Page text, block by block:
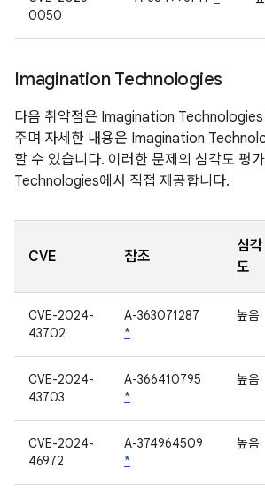
0050
Imagination Technologies
다음 취약점은 Imagination Technologies
주며 자세한 내용은 Imagination
할 수 있습니다. 이러한 문제의 심각도 평
Technologies에서 직접 제공합니다.
CVE 참조
심각
도
CVE-2024-
43702
A-363071287
*
높음
CVE-2024-
43703
A-366410795
*
높음
CVE-2024-
46972
A-374964509
*
높음